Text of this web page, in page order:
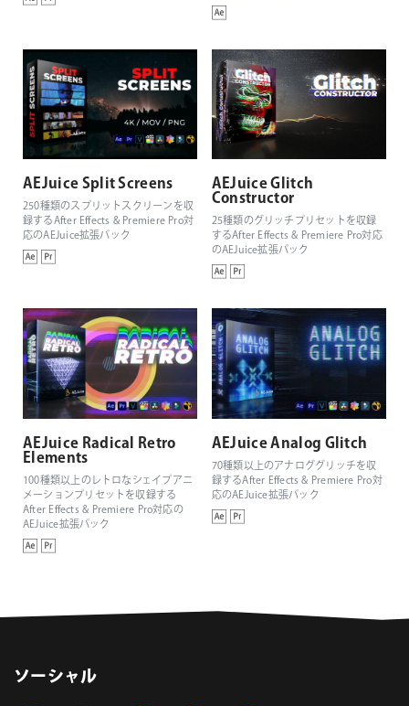
AEJuice Split Screens
250種類のスプリットスクリーンを収
録するAfter Effects & Premiere Pro対
応のAEJuice拡張パック
AEJuice Glitch
Constructor
25種類のグリッチプリセットを収録
するAfter Effects & Premiere Pro対応
のAEJuice拡張パック
AEJuice Radical Retro
Elements
100種類以上のレトロなシェイプアニ
メーションプリセットを収録する
After Effects & Premiere Pro対応の
AEJuice拡張パック
AEJuice Analog Glitch
70種類以上のアナロググリッチを収
録するAfter Effects & Premiere Pro対
応のAEJuice拡張パック
ソーシャル